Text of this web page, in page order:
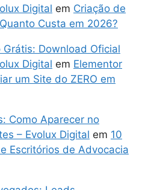
Digital em Criação de
Custa em 2026?
Grátis: Download Oficial
Digital em Elementor
um Site do ZERO em
Como Aparecer no
– Evolux Digital em 10
Escritórios de Advocacia